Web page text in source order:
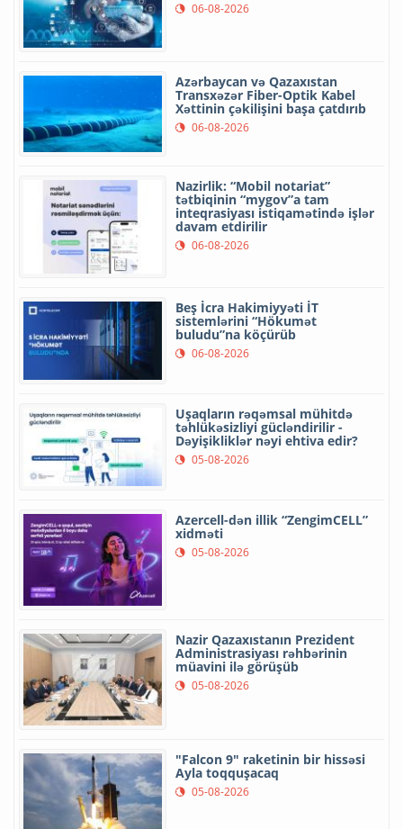
06-08-2026
Azərbaycan və Qazaxıstan
Transxəzər Fiber-Optik Kabel
Xəttinin çəkilişini başa çatdırıb
06-08-2026
Nazirlik: “Mobil notariat”
tətbiqinin “mygov”a tam
inteqrasiyası istiqamətində işlər
davam etdirilir
06-08-2026
Beş İcra Hakimiyyəti İT
sistemlərini “Hökumət
buludu”na köçürüb
06-08-2026
Uşaqların rəqəmsal mühitdə
təhlükəsizliyi gücləndirilir -
Dəyişikliklər nəyi ehtiva edir?
05-08-2026
Azercell-dən illik “ZengimCELL”
xidməti
05-08-2026
Nazir Qazaxıstanın Prezident
Administrasiyası rəhbərinin
müavini ilə görüşüb
05-08-2026
"Falcon 9" raketinin bir hissəsi
Ayla toqquşacaq
05-08-2026